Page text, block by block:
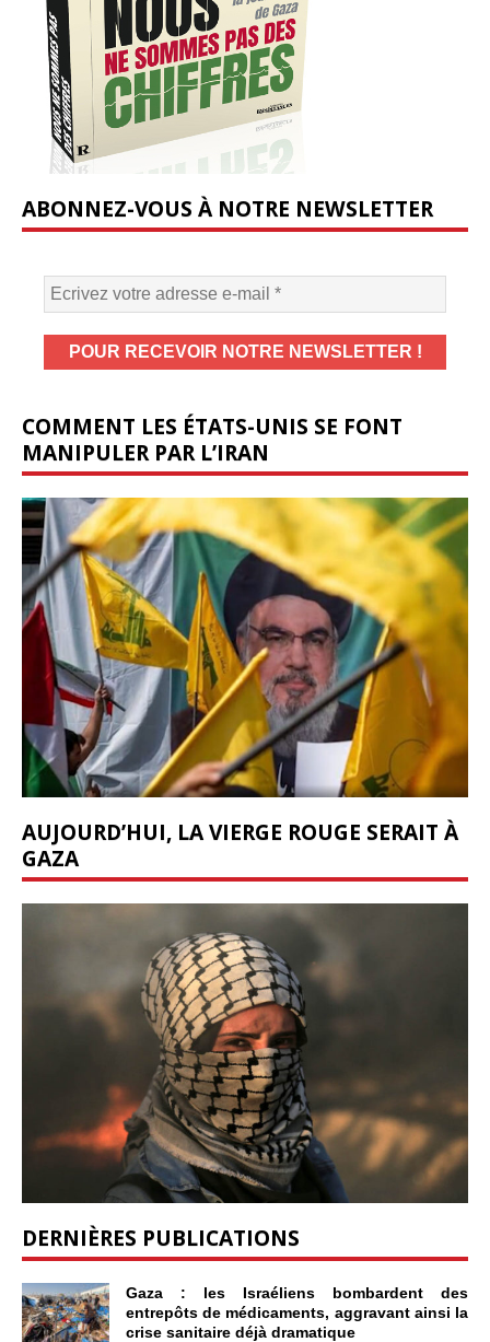
ABONNEZ-VOUS À NOTRE NEWSLETTER
COMMENT LES ÉTATS-UNIS SE FONT
MANIPULER PAR L’IRAN
AUJOURD’HUI, LA VIERGE ROUGE SERAIT À
GAZA
DERNIÈRES PUBLICATIONS
Gaza : les Israéliens bombardent des
entrepôts de médicaments, aggravant ainsi la
crise sanitaire déjà dramatique